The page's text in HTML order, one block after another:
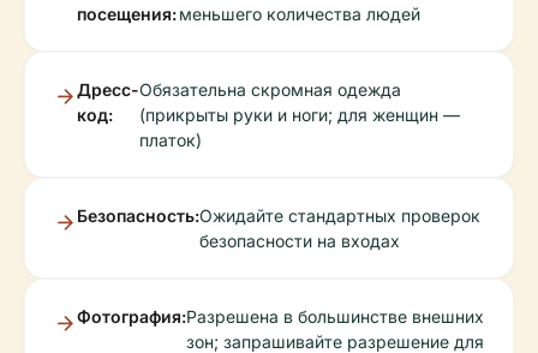
посещения:меньшего количества людей
Дресс-
код:
Обязательна скромная одежда
(прикрыты руки и ноги; для женщин —
платок)
Безопасность:Ожидайте стандартных проверок
безопасности на входах
Фотография:Разрешена в большинстве внешних
зон; запрашивайте разрешение для